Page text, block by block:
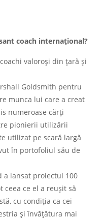
coach internațional?
valoroși din țară și
Goldsmith pentru
munca lui care a creat
numeroase cărți
pionierii utilizării
utilizat pe scară largă
în portofoliul său de
a lansat proiectul 100
ceea ce el a reușit să
cu condiția ca cei
și învățătura mai